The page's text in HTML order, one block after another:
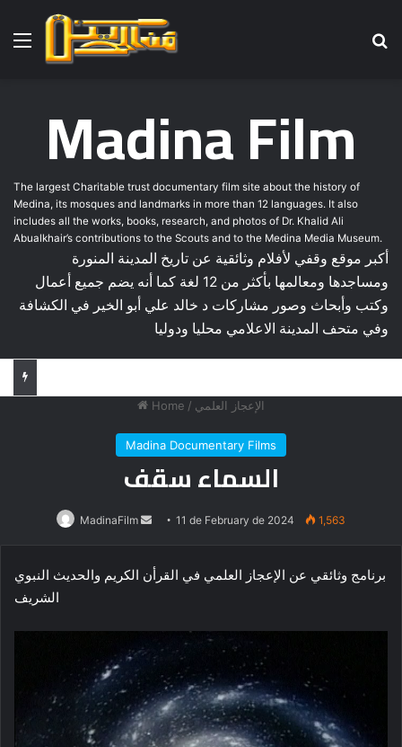
Menu
Madina Film
The largest Charitable trust documentary film site about the history of
Medina, its mosques and landmarks in more than 12 languages. It also
includes all the works, books, research, and photos of Dr. Khalid Ali
Abualkhair’s contributions to the Scouts and to the Medina Media Museum.
أكبر موقع وقفي لأفلام وثائقية عن تاريخ المدينة المنورة
ومساجدها ومعالمها بأكثر من 12 لغة كما أنه يضم جميع أعمال
وكتب وأبحاث وصور مشاركات د خالد علي أبو الخير في الكشافة
وفي متحف المدينة الاعلامي محليا ودوليا
Home / الإعجاز العلمي
Madina Documentary Films
السماء سقف
MadinaFilm
Send11 de February de 2024 1,563
برنامج وثائقي عن الإعجاز العلمي في القرأن الكريم والحديث النبوي
الشريف